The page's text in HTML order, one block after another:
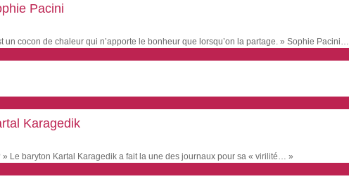
Pacini
un cocon de chaleur qui n’apporte le bonheur que lorsqu’on la partage. » Sophie Pacini…
Karagedik
» Le baryton Kartal Karagedik a fait la une des journaux pour sa « virilité… »